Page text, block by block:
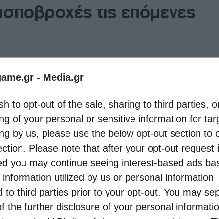
- Media.gr
to opt-out of the sale, sharing to third parties,
of your personal or sensitive information for
by us, please use the below opt-out section to
Please note that after your opt-out request
you may continue seeing interest-based ads
information utilized by us or personal information
to third parties prior to your opt-out. You may
the further disclosure of your personal
τις επόμενες
προς την Ελλάδα και αναμένεται να την
αναφέρει ο κόμβος πληροφόρησης για την
από εκτεταμένες βροχοπτώσεις,
4, στο σύνολο της χώρας. Οιβροχές θα
παράλληλα στη μείωση των
περιορισμένα φαινόμενα βροχής αναμένεται να
του αέρα στις 1-2/4, κυρίως: